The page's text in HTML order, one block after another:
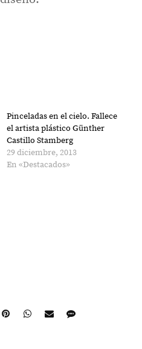
Pinceladas en el cielo. Fallece
el artista plástico Günther
Castillo Stamberg
29 diciembre, 2013
En «Destacados»